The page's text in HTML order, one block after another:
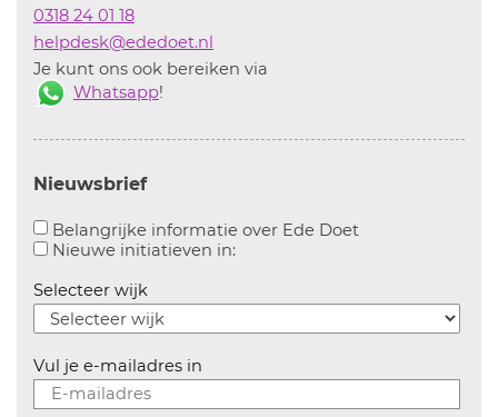
0318 24 01 18
helpdesk@ededoet.nl
Je kunt ons ook bereiken via
Whatsapp!
Nieuwsbrief
Belangrijke informatie over Ede Doet
Nieuwe initiatieven in:Aanvinken om informatie over
Selecteer wijk
Vul je e-mailadres in